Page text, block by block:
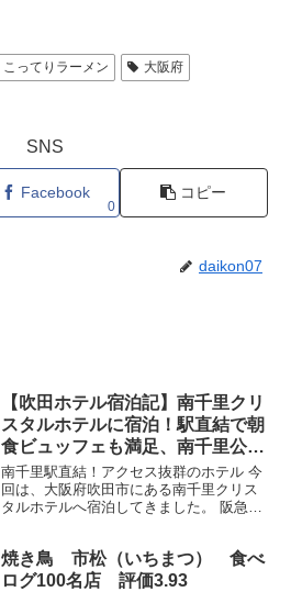
こってりラーメン
大阪府
SNS
Facebook
0
コピー
daikon07
【吹田ホテル宿泊記】南千里クリ
スタルホテルに宿泊！駅直結で朝
食ビュッフェも満足、南千里公園
の散策も楽しめるホテル
南千里駅直結！アクセス抜群のホテル 今
回は、大阪府吹田市にある南千里クリス
タルホテルへ宿泊してきました。 阪急千
や観光の拠点として利用しやすいホテル
です。 駅前には商業...
焼き鳥 市松（いちまつ） 食べ
ログ100名店 評価3.93